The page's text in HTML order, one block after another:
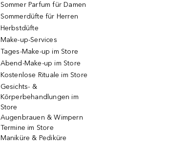
Sommer Parfum für Damen
Sommerdüfte für Herren
Herbstdüfte
Make-up-Services
Tages-Make-up im Store
Abend-Make-up im Store
Kostenlose Rituale im Store
Gesichts- &
Körperbehandlungen im
Store
Augenbrauen & Wimpern
Termine im Store
Maniküre & Pediküre